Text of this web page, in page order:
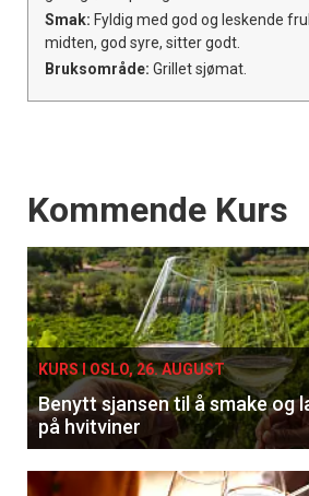
Smak: Fyldig med god og leskende
midten, god syre, sitter godt.
Bruksområde: Grillet sjømat.
Events
Kommende Kurs
KURS I OSLO, 26. AUGUST
Benytt sjansen til å smake og
på hvitviner